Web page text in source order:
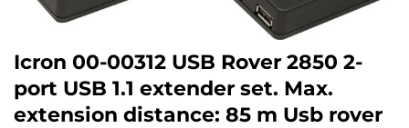
Icron 00-00312 USB Rover 2850 2-
port USB 1.1 extender set. Max.
extension distance: 85 m Usb rover